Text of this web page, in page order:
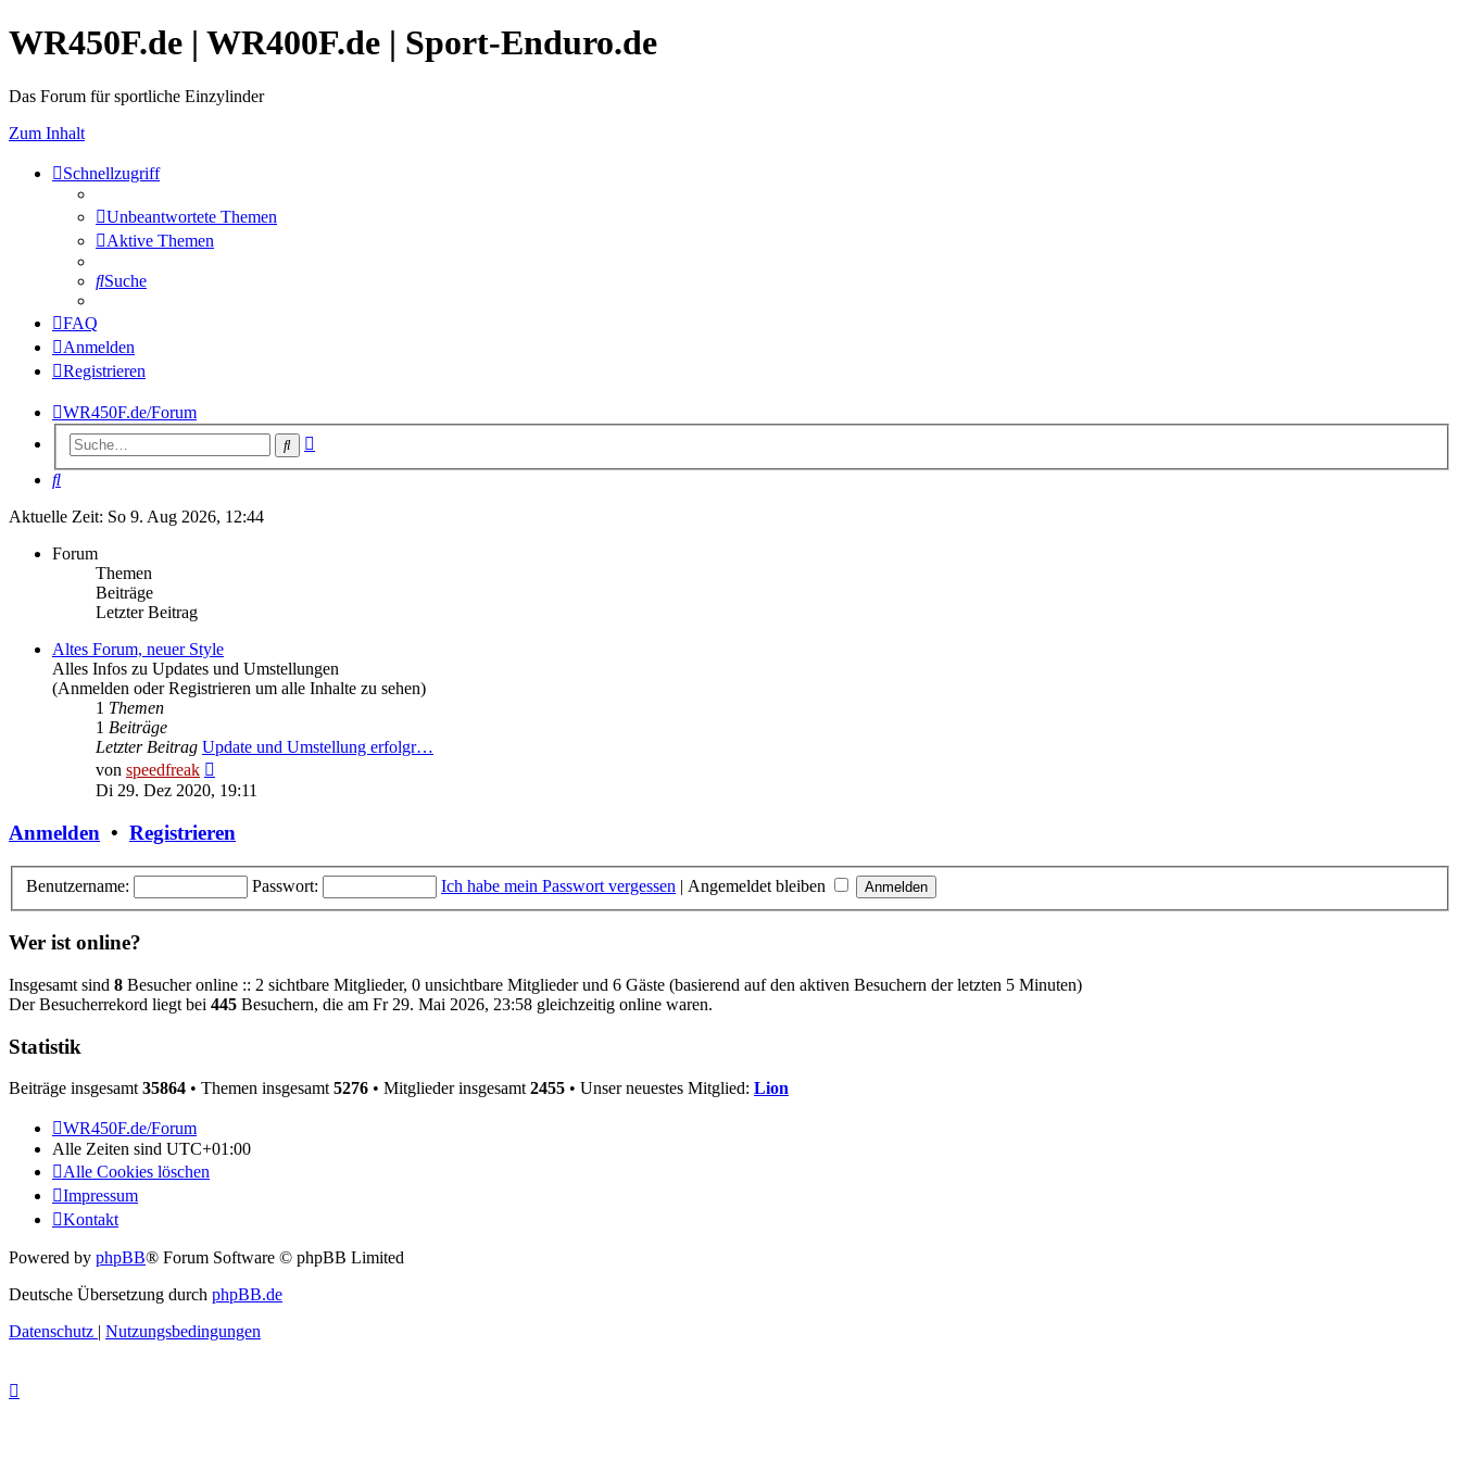
WR450F.de | WR400F.de | Sport-Enduro.de
Das Forum für sportliche Einzylinder
Zum Inhalt
Schnellzugriff
Unbeantwortete Themen
Aktive Themen
Suche
FAQ
Anmelden
Registrieren
WR450F.de/Forum
Suche
Suche
Aktuelle Zeit: So 9. Aug 2026, 12:44
Forum
Themen
Beiträge
Letzter Beitrag
Altes Forum, neuer Style
Alles Infos zu Updates und Umstellungen
(Anmelden oder Registrieren um alle Inhalte zu sehen)
1 Themen
1 Beiträge
Letzter Beitrag Update und Umstellung erfolgr…
von speedfreak
Beitrag
Di 29. Dez 2020, 19:11
Anmelden • Registrieren
Benutzername: Passwort: Ich habe mein Passwort vergessen | Angemeldet bleiben
Wer ist online?
Insgesamt sind 8 Besucher online :: 2 sichtbare Mitglieder, 0 unsichtbare Mitglieder und 6 Gäste (basierend auf den aktiven Besuchern der letzten 5 Minuten)
Der Besucherrekord liegt bei 445 Besuchern, die am Fr 29. Mai 2026, 23:58 gleichzeitig online waren.
Statistik
Beiträge insgesamt 35864 • Themen insgesamt 5276 • Mitglieder insgesamt 2455 • Unser neuestes Mitglied: Lion
WR450F.de/Forum
Alle Zeiten sind UTC+01:00
Alle Cookies löschen
Impressum
Kontakt
Powered by phpBB® Forum Software © phpBB Limited
Deutsche Übersetzung durch phpBB.de
Datenschutz | Nutzungsbedingungen